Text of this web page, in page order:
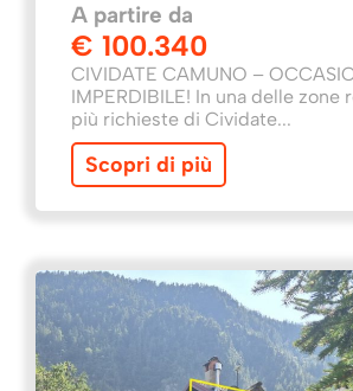
A partire da
€ 100.340
CIVIDATE CAMUNO –
IMPERDIBILE! In una delle zone
più richieste di Cividate...
Scopri di più